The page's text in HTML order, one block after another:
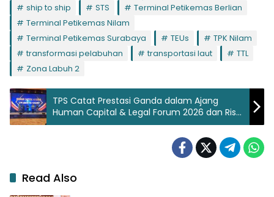
ship to ship
STS
Terminal Petikemas Berlian
Terminal Petikemas Nilam
Terminal Petikemas Surabaya
TEUs
TPK Nilam
transformasi pelabuhan
transportasi laut
TTL
Zona Labuh 2
TPS Catat Prestasi Ganda dalam Ajang
Human Capital & Legal Forum 2026 dan Risk
Award SPTP 2025
Read Also